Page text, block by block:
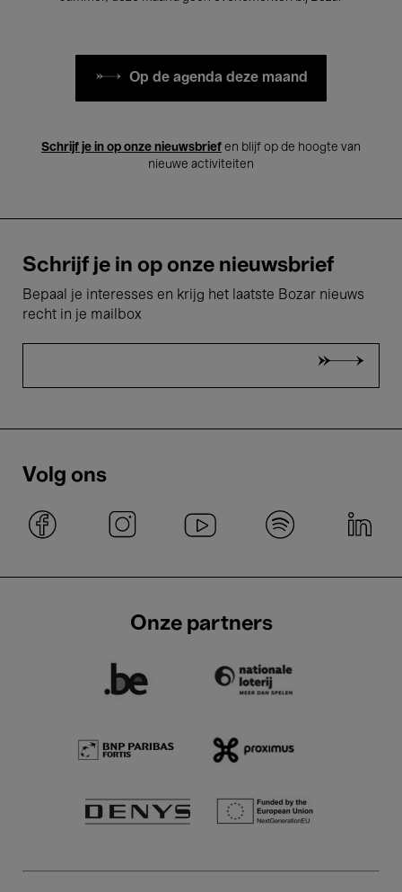
Op de agenda deze maand
Schrijf je in op onze nieuwsbrief en blijf op de hoogte van
nieuwe activiteiten
Schrijf je in op onze nieuwsbrief
Bepaal je interesses en krijg het laatste Bozar nieuws
recht in je mailbox
Volg ons
Onze partners